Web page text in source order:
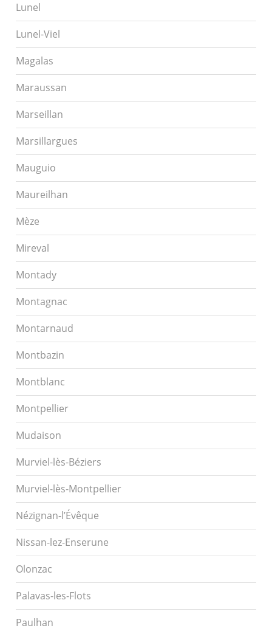
Lunel
Lunel-Viel
Magalas
Maraussan
Marseillan
Marsillargues
Mauguio
Maureilhan
Mèze
Mireval
Montady
Montagnac
Montarnaud
Montbazin
Montblanc
Montpellier
Mudaison
Murviel-lès-Béziers
Murviel-lès-Montpellier
Nézignan-l’Évêque
Nissan-lez-Enserune
Olonzac
Palavas-les-Flots
Paulhan